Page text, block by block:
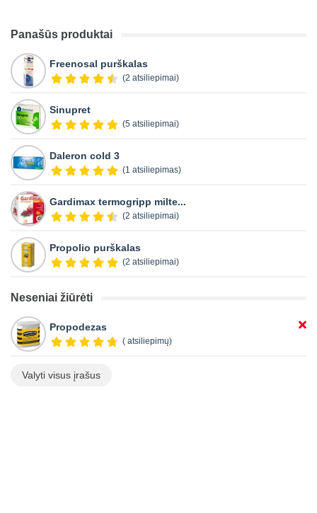
Panašūs produktai
Freenosal purškalas
(2 atsiliepimai)
Sinupret
(5 atsiliepimai)
Daleron cold 3
(1 atsiliepimas)
Gardimax termogripp milte...
(2 atsiliepimai)
Propolio purškalas
(2 atsiliepimai)
Neseniai žiūrėti
Propodezas
( atsiliepimų)
Valyti visus įrašus